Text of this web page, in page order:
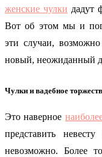
женские чулки дадут
Вот об этом мы и
эти случаи, возможно
новый, неожиданный
Чулки и вадебное
Это наверное
представить
невозможно. Более